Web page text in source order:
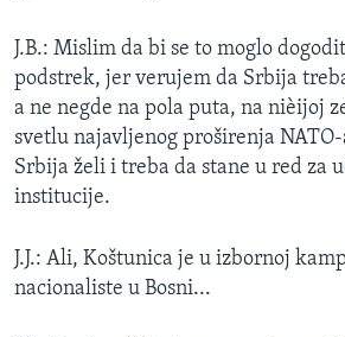
J.B.: Mislim da bi se to moglo
podstrek, jer verujem da Srbija
a ne negde na pola puta, na nièijoj
svetlu najavljenog proširenja
Srbija želi i treba da stane u red za
institucije.
J.J.: Ali, Koštunica je u izbornoj
nacionaliste u Bosni...